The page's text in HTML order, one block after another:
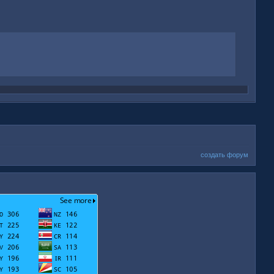
создать форум